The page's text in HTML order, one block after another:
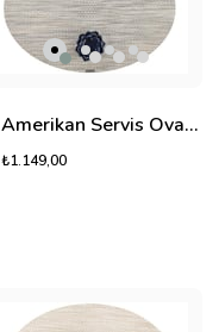
Amerikan Servis Oval Chroma
₺1.149,00